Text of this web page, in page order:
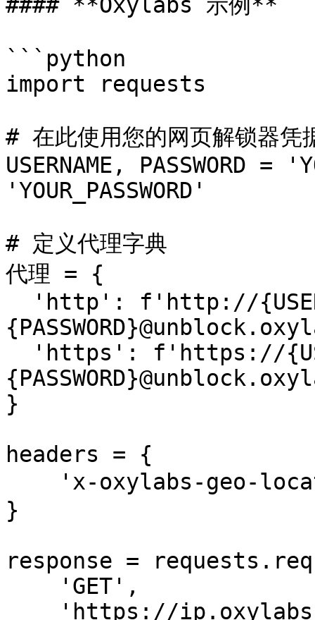
```python
import requests
# 在此使用您的网页解锁器凭
USERNAME, PASSWORD =
'YOUR_PASSWORD'
# 定义代理字典
代理 = {
}
headers = {
}
response =